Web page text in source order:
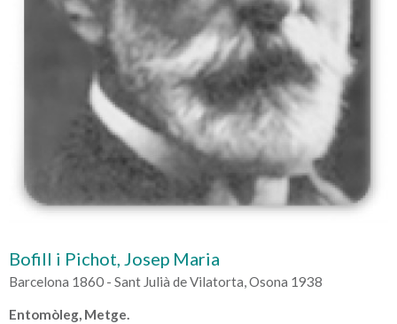
Bofill i Pichot, Josep Maria
Barcelona 1860 - Sant Julià de Vilatorta, Osona 1938
Entomòleg, Metge.